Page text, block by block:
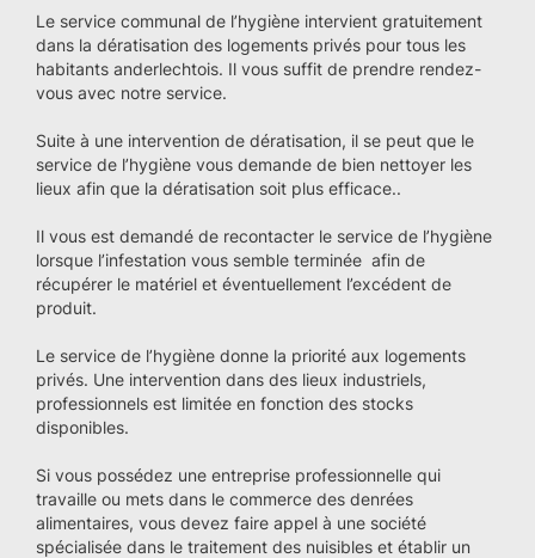
Le service communal de l’hygiène intervient gratuitement
dans la dératisation des logements privés pour tous les
habitants anderlechtois. Il vous suffit de prendre rendez-
vous avec notre service.
Suite à une intervention de dératisation, il se peut que le
service de l’hygiène vous demande de bien nettoyer les
lieux afin que la dératisation soit plus efficace..
Il vous est demandé de recontacter le service de l’hygiène
lorsque l’infestation vous semble terminée afin de
récupérer le matériel et éventuellement l’excédent de
produit.
Le service de l’hygiène donne la priorité aux logements
privés. Une intervention dans des lieux industriels,
professionnels est limitée en fonction des stocks
disponibles.
Si vous possédez une entreprise professionnelle qui
travaille ou mets dans le commerce des denrées
alimentaires, vous devez faire appel à une société
spécialisée dans le traitement des nuisibles et établir un